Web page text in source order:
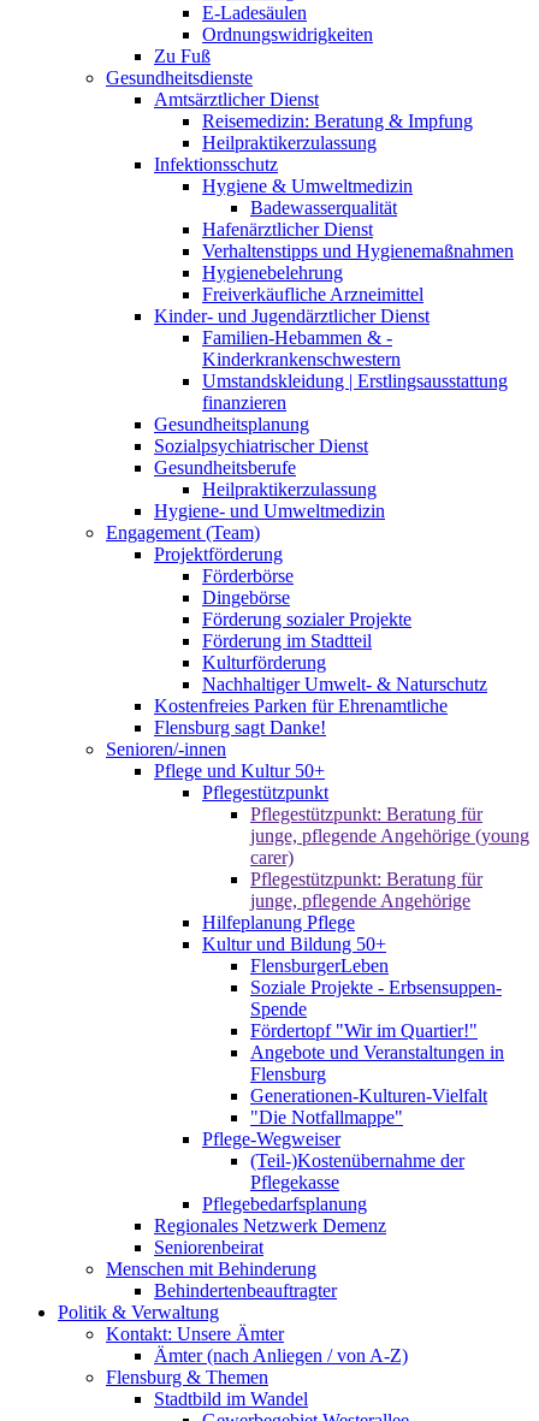
E-Ladesäulen
Ordnungswidrigkeiten
Zu Fuß
Gesundheitsdienste
Amtsärztlicher Dienst
Reisemedizin: Beratung & Impfung
Heilpraktikerzulassung
Infektionsschutz
Hygiene & Umweltmedizin
Badewasserqualität
Hafenärztlicher Dienst
Verhaltenstipps und Hygienemaßnahmen
Hygienebelehrung
Freiverkäufliche Arzneimittel
Kinder- und Jugendärztlicher Dienst
Familien-Hebammen & -
Kinderkrankenschwestern
Umstandskleidung | Erstlingsausstattung
finanzieren
Gesundheitsplanung
Sozialpsychiatrischer Dienst
Gesundheitsberufe
Heilpraktikerzulassung
Hygiene- und Umweltmedizin
Engagement (Team)
Projektförderung
Förderbörse
Dingebörse
Förderung sozialer Projekte
Förderung im Stadtteil
Kulturförderung
Nachhaltiger Umwelt- & Naturschutz
Kostenfreies Parken für Ehrenamtliche
Flensburg sagt Danke!
Senioren/-innen
Pflege und Kultur 50+
Pflegestützpunkt
Pflegestützpunkt: Beratung für
junge, pflegende Angehörige (young
carer)
Pflegestützpunkt: Beratung für
junge, pflegende Angehörige
Hilfeplanung Pflege
Kultur und Bildung 50+
FlensburgerLeben
Soziale Projekte - Erbsensuppen-
Spende
Fördertopf "Wir im Quartier!"
Angebote und Veranstaltungen in
Flensburg
Generationen-Kulturen-Vielfalt
"Die Notfallmappe"
Pflege-Wegweiser
(Teil-)Kostenübernahme der
Pflegekasse
Pflegebedarfsplanung
Regionales Netzwerk Demenz
Seniorenbeirat
Menschen mit Behinderung
Behindertenbeauftragter
Politik & Verwaltung
Kontakt: Unsere Ämter
Ämter (nach Anliegen / von A-Z)
Flensburg & Themen
Stadtbild im Wandel